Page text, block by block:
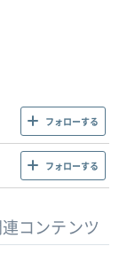
フォローする
フォローする
コンテンツ